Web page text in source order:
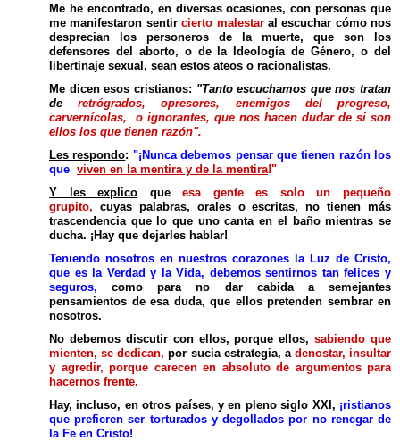
Me he encontrado, en diversas ocasiones, con personas que
me manifestaron sentircierto malestaral escuchar cómo nos
desprecian los personeros de la muerte, que son los
defensores del aborto, o de la Ideología de Género, o del
libertinaje sexual, sean estos ateos o racionalistas.
Me dicen esos cristianos: "Tanto escuchamos que nos tratan
de
retrógrados, opresores, enemigos del progreso,
carvernícolas, o ignorantes, que nos hacen dudar de si son
ellos los que tienen razón".
Les respondo: "¡Nunca debemos pensar que tienen razón los
que viven en la mentira y de la mentira!"
Y les explico queesa gente es solo un pequeño
grupito, cuyas palabras, orales o escritas, no tienen más
trascendencia que lo que uno canta en el baño mientras se
ducha. ¡Hay que dejarles hablar!
Teniendo nosotros en nuestros corazones la Luz de Cristo,
que es la Verdad y la Vida, debemos sentirnos tan felices y
seguros,como para no dar cabida a semejantes
pensamientos de esa duda, que ellos pretenden sembrar en
nosotros.
No debemos discutir con ellos, porque ellos,sabiendo que
mienten, se dedican,por sucia estrategia, a denostar, insultar
y agredir, porque carecen en absoluto de argumentos para
hacernos frente.
Hay, incluso, en otros países, y en pleno siglo XXI, ¡ristianos
que prefieren ser torturados y degollados por no renegar de
la Fe en Cristo!